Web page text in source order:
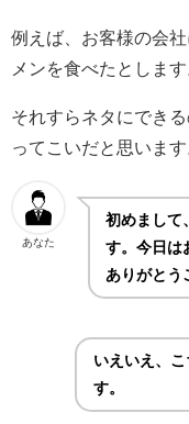
例えば、お客様の会
メンを食べたとします
それすらネタにでき
ってこいだと思います
あなた
初めまして
す。今日は
ありがとう
いえいえ、
す。